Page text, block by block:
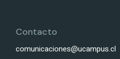
Contacto
comunicaciones@ucampus.cl